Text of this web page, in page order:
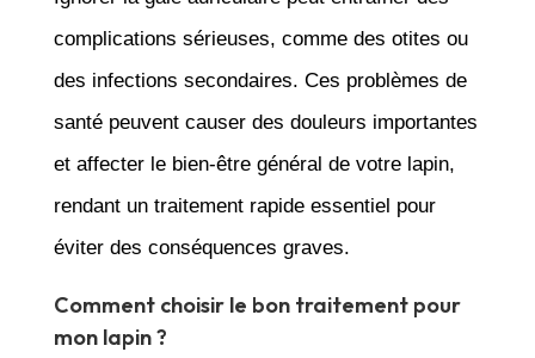
complications sérieuses, comme des otites ou
des infections secondaires. Ces problèmes de
santé peuvent causer des douleurs importantes
et affecter le bien-être général de votre lapin,
rendant un traitement rapide essentiel pour
éviter des conséquences graves.
Comment choisir le bon traitement pour
mon lapin ?